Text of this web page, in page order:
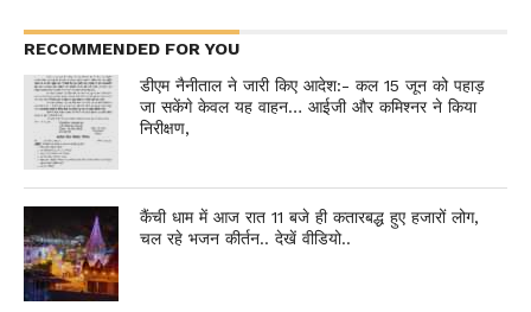
RECOMMENDED FOR YOU
डीएम नैनीताल ने जारी किए आदेश:- कल 15 जून को पहाड़
जा सकेंगे केवल यह वाहन… आईजी और कमिश्नर ने किया
निरीक्षण,
कैंची धाम में आज रात 11 बजे ही कतारबद्ध हुए हजारों लोग,
चल रहे भजन कीर्तन.. देखें वीडियो..